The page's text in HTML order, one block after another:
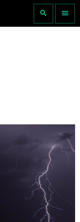
search menu